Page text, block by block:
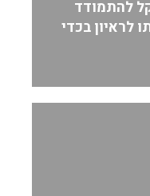
להתמודד
לראיון בכדי